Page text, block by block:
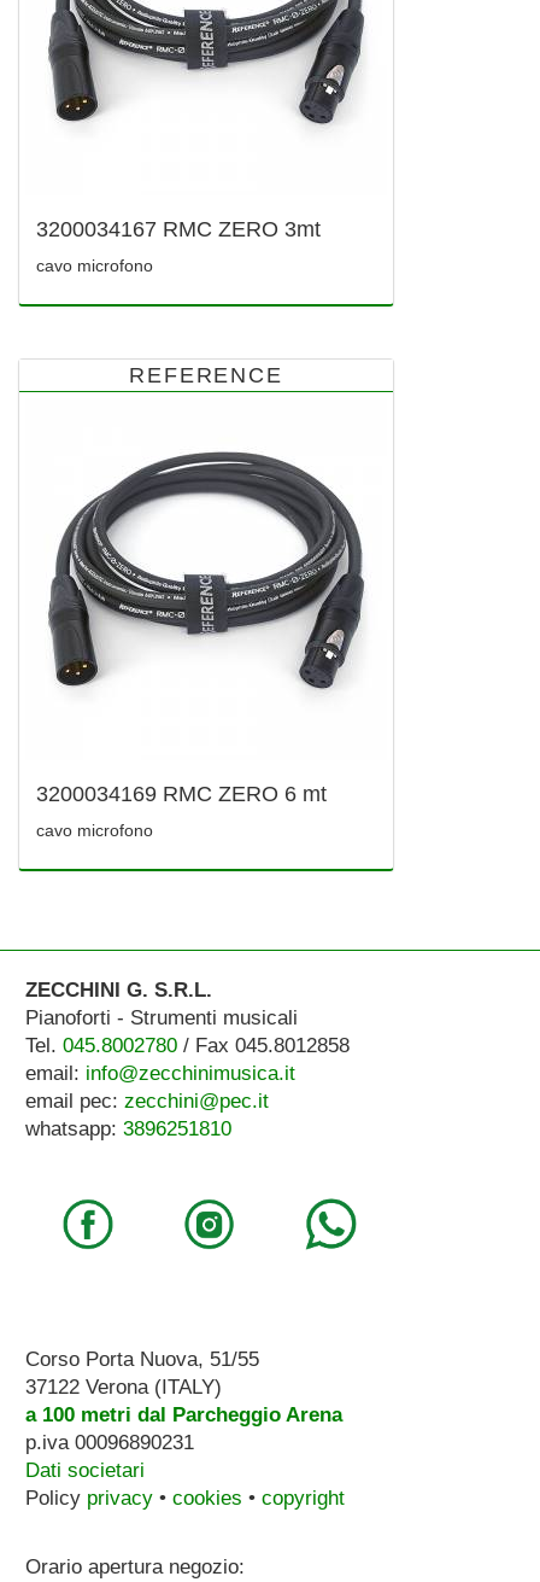
3200034167 RMC ZERO 3mt
cavo microfono
REFERENCE
3200034169 RMC ZERO 6 mt
cavo microfono
ZECCHINI G. S.R.L.
Pianoforti - Strumenti musicali
Tel. 045.8002780/ Fax 045.8012858
email: info@zecchinimusica.it
email pec: zecchini@pec.it
whatsapp: 3896251810
Corso Porta Nuova, 51/55
37122 Verona (ITALY)
a 100 metri dal Parcheggio Arena
p.iva 00096890231
Dati societari
Policy privacy• cookies • copyright
Orario apertura negozio: